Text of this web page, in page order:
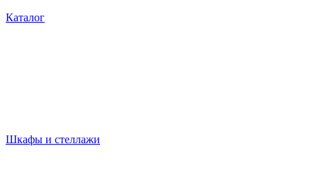
Каталог
Шкафы и стеллажи